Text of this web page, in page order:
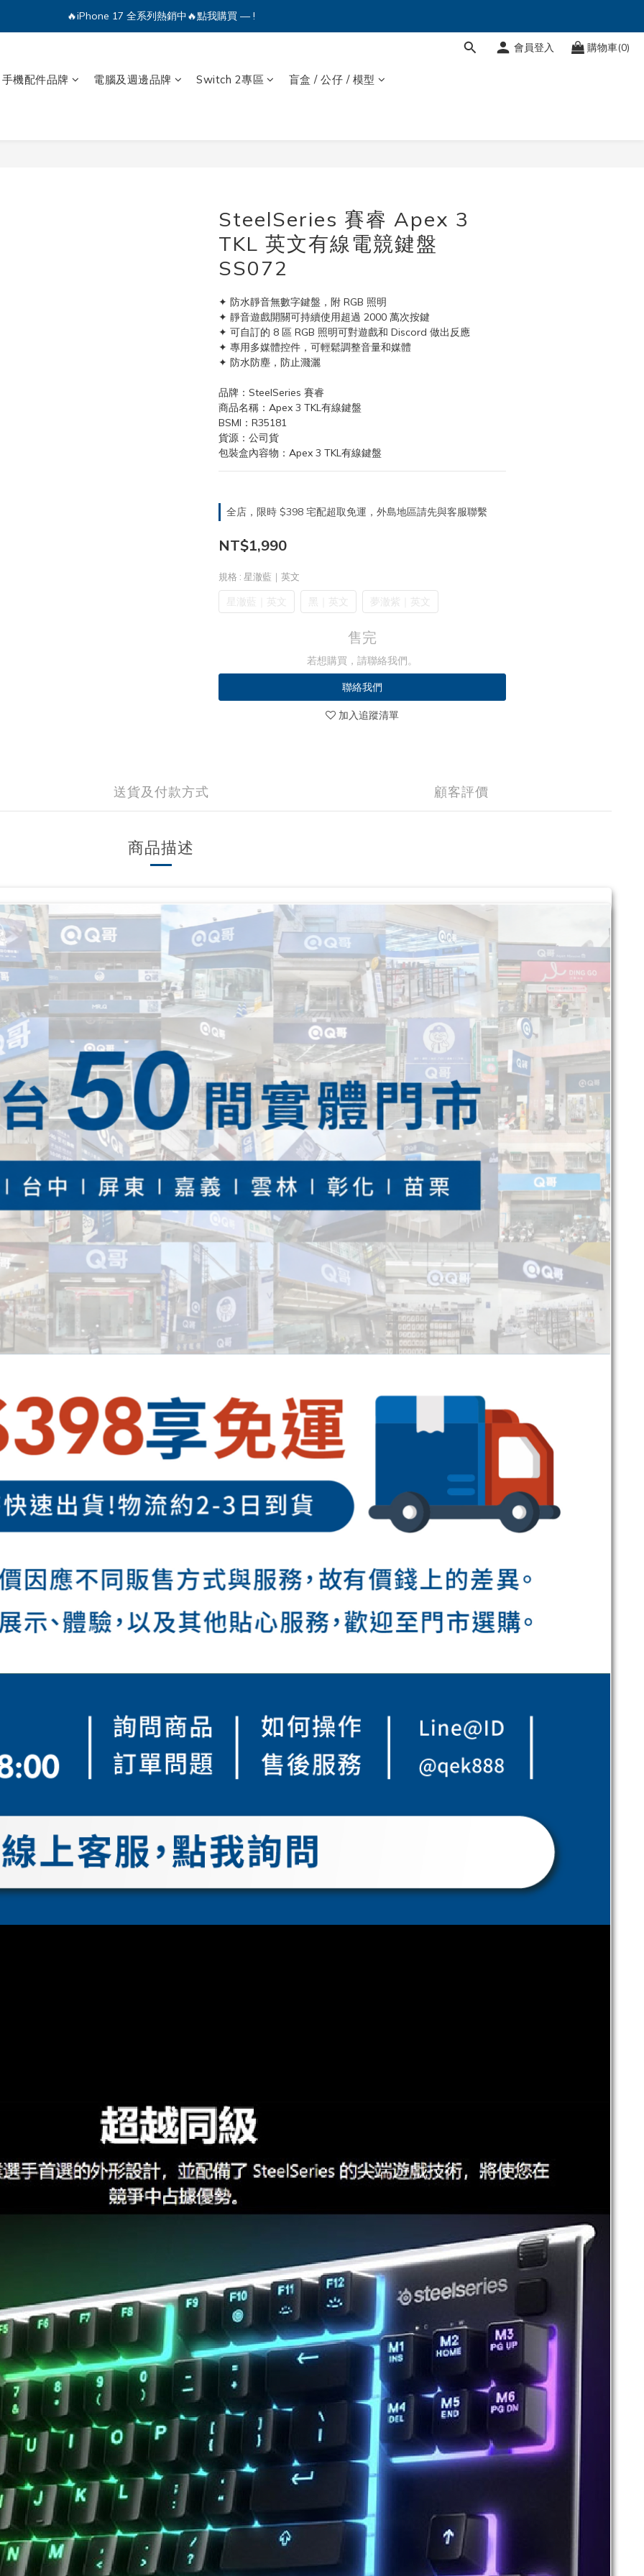
🔥iPhone 17 全系列熱銷中🔥點我購買 — !
💕加入Q哥 Line 新好友領優惠券！🎫
會員登入 購物車(0)
手機配件品牌 電腦及週邊品牌 Switch 2專區 盲盒 / 公仔 / 模型
SteelSeries 賽睿 Apex 3
TKL 英文有線電競鍵盤
SS072
✦ 防水靜音無數字鍵盤，附 RGB 照明
✦ 靜音遊戲開關可持續使用超過 2000 萬次按鍵
✦ 可自訂的 8 區 RGB 照明可對遊戲和 Discord 做出反應
✦ 專用多媒體控件，可輕鬆調整音量和媒體
✦ 防水防塵，防止濺灑
品牌：SteelSeries 賽睿
商品名稱：Apex 3 TKL有線鍵盤
BSMI：R35181
貨源：公司貨
包裝盒內容物：Apex 3 TKL有線鍵盤
全店，限時 $398 宅配超取免運，外島地區請先與客服聯繫
NT$1,990
規格 : 星澈藍｜英文
星澈藍｜英文 黑｜英文 夢澈紫｜英文
售完
若想購買，請聯絡我們。
聯絡我們
加入追蹤清單
送貨及付款方式 顧客評價
商品描述